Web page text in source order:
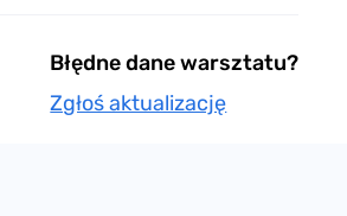
Błędne dane warsztatu?
Zgłoś aktualizację